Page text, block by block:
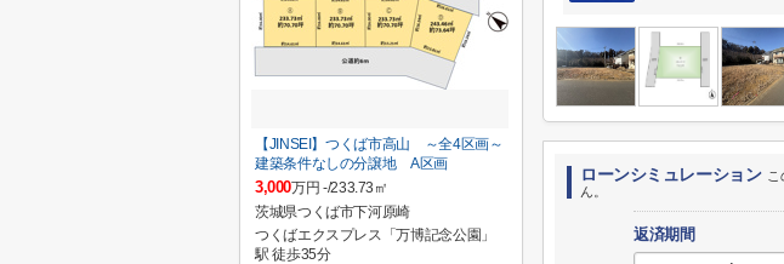
ローンシミュレーション
ん。
返済期間
【JINSEI】つくば市高山 ～全4区画～
建築条件なしの分譲地 A区画
3,000万円 -/233.73㎡
茨城県つくば市下河原崎
つくばエクスプレス「万博記念公園」
駅 徒歩35分